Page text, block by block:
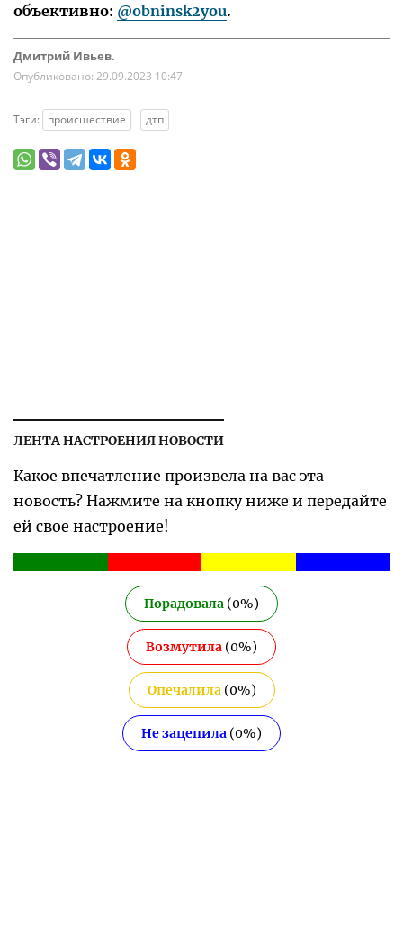
объективно: @obninsk2you.
Дмитрий Ивьев.
Опубликовано: 29.09.2023 10:47
Тэги: происшествие дтп
ЛЕНТА НАСТРОЕНИЯ НОВОСТИ
Какое впечатление произвела на вас эта
новость? Нажмите на кнопку ниже и передайте
ей свое настроение!
Порадовала (0%)
Возмутила (0%)
Опечалила(0%)
Не зацепила (0%)